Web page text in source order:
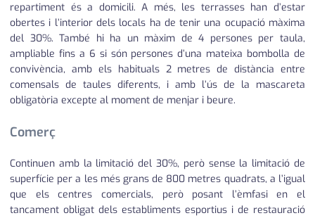
repartiment és a domicili. A més, les terrasses han d’estar
obertes i l’interior dels locals ha de tenir una ocupació màxima
del 30%. També hi ha un màxim de 4 persones per taula,
ampliable fins a 6 si són persones d’una mateixa bombolla de
convivència, amb els habituals 2 metres de distància entre
comensals de taules diferents, i amb l’ús de la mascareta
obligatòria excepte al moment de menjar i beure.
Comerç
Continuen amb la limitació del 30%, però sense la limitació de
superfície per a les més grans de 800 metres quadrats, a l’igual
que els centres comercials, però posant l’èmfasi en el
tancament obligat dels establiments esportius i de restauració